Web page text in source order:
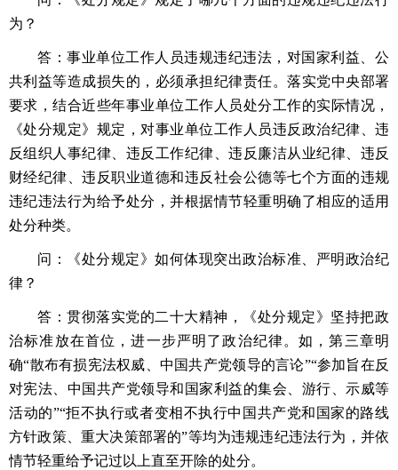
为？
答：事业单位工作人员违规违纪违法，对国家利益、公
共利益等造成损失的，必须承担纪律责任。落实党中央部署
要求，结合近些年事业单位工作人员处分工作的实际情况，
《处分规定》规定，对事业单位工作人员违反政治纪律、违
反组织人事纪律、违反工作纪律、违反廉洁从业纪律、违反
财经纪律、违反职业道德和违反社会公德等七个方面的违规
违纪违法行为给予处分，并根据情节轻重明确了相应的适用
处分种类。
问：《处分规定》如何体现突出政治标准、严明政治纪
律？
答：贯彻落实党的二十大精神，《处分规定》坚持把政
治标准放在首位，进一步严明了政治纪律。如，第三章明
确“散布有损宪法权威、中国共产党领导的言论”“参加旨在反
对宪法、中国共产党领导和国家利益的集会、游行、示威等
活动的”“拒不执行或者变相不执行中国共产党和国家的路线
方针政策、重大决策部署的”等均为违规违纪违法行为，并依
情节轻重给予记过以上直至开除的处分。